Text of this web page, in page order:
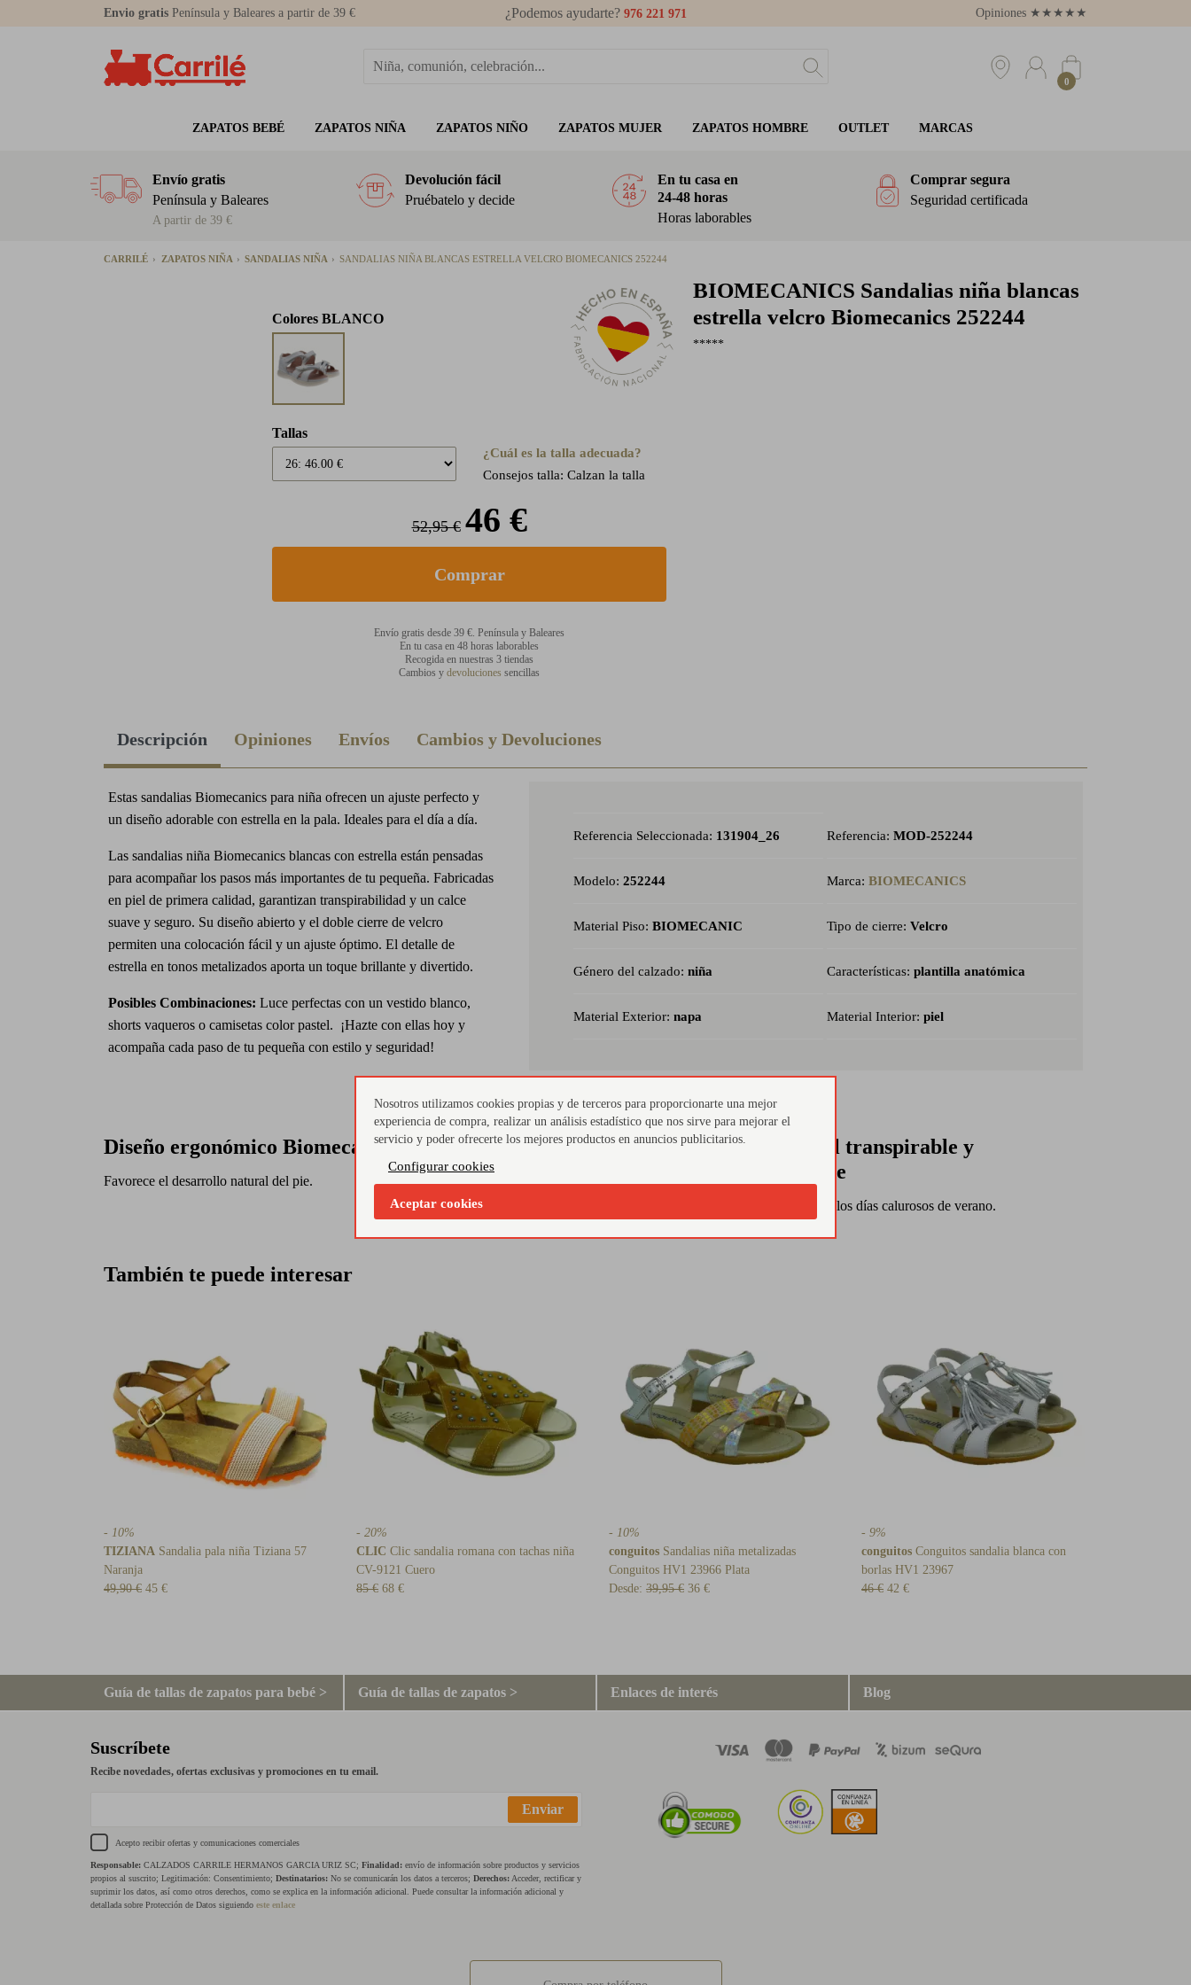
Envio gratis Península y Baleares a partir de 39 € ¿Podemos ayudarte? 976 221 971 Opiniones ★ ★ ★ ★ ★
0
ZAPATOS BEBÉ ZAPATOS NIÑA ZAPATOS NIÑO ZAPATOS MUJER ZAPATOS HOMBRE OUTLET MARCAS
Envío gratis
Península y Baleares
A partir de 39 €
Devolución fácil
Pruébatelo y decide
En tu casa en
24-48 horas
Horas laborables
Comprar segura
Seguridad certificada
CARRILÉ ZAPATOS NIÑA SANDALIAS NIÑA SANDALIAS NIÑA BLANCAS ESTRELLA VELCRO BIOMECANICS 252244
BIOMECANICS Sandalias niña blancas
estrella velcro Biomecanics 252244
*****
Colores BLANCO
Tallas
¿Cuál es la talla adecuada?
Consejos talla: Calzan la talla
52,95 € 46 €
Envío gratis desde 39 €. Península y Baleares
En tu casa en 48 horas laborables
Recogida en nuestras 3 tiendas
Cambios y devoluciones sencillas
Descripción Opiniones Envíos Cambios y Devoluciones
Referencia Seleccionada: 131904_26 Referencia: MOD-252244
Modelo: 252244 Marca: BIOMECANICS
Material Piso: BIOMECANIC Tipo de cierre: Velcro
Género del calzado: niña Características: plantilla anatómica
Material Exterior: napa Material Interior: piel
Estas sandalias Biomecanics para niña ofrecen un ajuste perfecto y
un diseño adorable con estrella en la pala. Ideales para el día a día.
Las sandalias niña Biomecanics blancas con estrella están pensadas
para acompañar los pasos más importantes de tu pequeña. Fabricadas
en piel de primera calidad, garantizan transpirabilidad y un calce
suave y seguro. Su diseño abierto y el doble cierre de velcro
permiten una colocación fácil y un ajuste óptimo. El detalle de
estrella en tonos metalizados aporta un toque brillante y divertido.
Posibles Combinaciones: Luce perfectas con un vestido blanco,
shorts vaqueros o camisetas color pastel. ¡Hazte con ellas hoy y
acompaña cada paso de tu pequeña con estilo y seguridad!
Diseño ergonómico Biomecanics
Favorece el desarrollo natural del pie.
Cierre doble con velcro
Ajuste rápido y seguro, ideal para niñas activas.
Material transpirable y
resistente
Perfecto para los días calurosos de verano.
También te puede interesar
- 10%
TIZIANA Sandalia pala niña Tiziana 57
Naranja
49,90 € 45 €
- 20%
CLIC Clic sandalia romana con tachas niña
CV-9121 Cuero
85 € 68 €
- 10%
conguitos Sandalias niña metalizadas
Conguitos HV1 23966 Plata
Desde: 39,95 € 36 €
- 9%
conguitos Conguitos sandalia blanca con
borlas HV1 23967
46 € 42 €
Guía de tallas de zapatos para bebé > Guía de tallas de zapatos > Enlaces de interés Blog
Suscríbete
Recibe novedades, ofertas exclusivas y promociones en tu email.
Enviar
Acepto recibir ofertas y comunicaciones comerciales
Responsable: CALZADOS CARRILE HERMANOS GARCIA URIZ SC; Finalidad: envío de información sobre productos y servicios
propios al suscrito; Legitimación: Consentimiento; Destinatarios: No se comunicarán los datos a terceros; Derechos: Acceder, rectificar y
suprimir los datos, así como otros derechos, como se explica en la información adicional. Puede consultar la información adicional y
detallada sobre Protección de Datos siguiendo este enlace
Nosotros utilizamos cookies propias y de terceros para proporcionarte una mejor
experiencia de compra, realizar un análisis estadístico que nos sirve para mejorar el
servicio y poder ofrecerte los mejores productos en anuncios publicitarios.
Configurar cookies
Aceptar cookies